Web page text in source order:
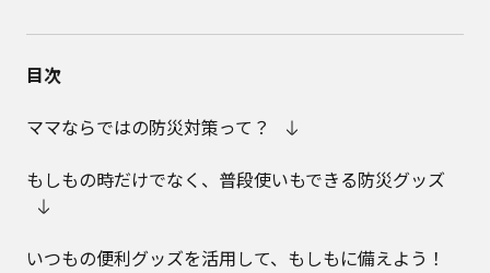
目次
ママならではの防災対策って？
もしもの時だけでなく、普段使いもできる防災グッズ
いつもの便利グッズを活用して、もしもに備えよう！